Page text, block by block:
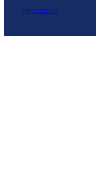
Impressum